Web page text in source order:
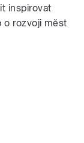
inspirovat
o rozvoji měst